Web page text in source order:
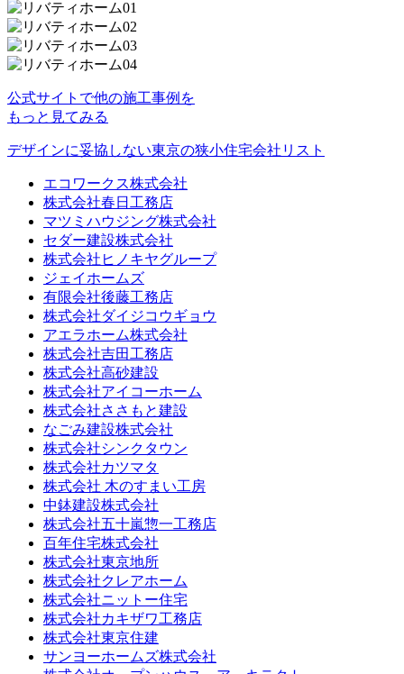
公式サイトで他の施工事例を
もっと見てみる
デザインに妥協しない東京の狭小住宅会社リスト
エコワークス株式会社
株式会社春日工務店
マツミハウジング株式会社
セダー建設株式会社
株式会社ヒノキヤグループ
ジェイホームズ
有限会社後藤工務店
株式会社ダイジコウギョウ
アエラホーム株式会社
株式会社吉田工務店
株式会社高砂建設
株式会社アイコーホーム
株式会社ささもと建設
なごみ建設株式会社
株式会社シンクタウン
株式会社カツマタ
株式会社 木のすまい工房
中鉢建設株式会社
株式会社五十嵐惣一工務店
百年住宅株式会社
株式会社東京地所
株式会社クレアホーム
株式会社ニットー住宅
株式会社カキザワ工務店
株式会社東京住建
サンヨーホームズ株式会社